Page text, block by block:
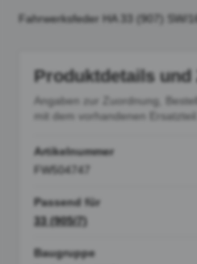
Fahrwerksfeder HA 33 (907) SW/
Produktdetails und
Angaben zur Zuordnung,
mit dem vorhandenen Ersatzteil.
Artikelnummer
FW504747
Passend für
33 (905/7)
Baugruppe